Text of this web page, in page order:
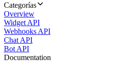
Categorías
Overview
Widget API
Webhooks API
Chat API
Bot API
Documentation